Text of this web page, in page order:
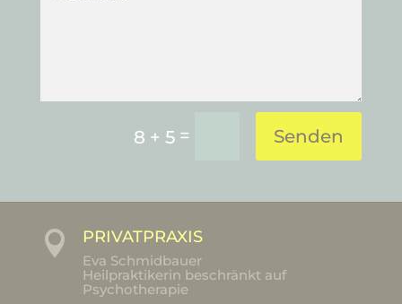
8 + 5 = Senden
 PRIVATPRAXIS
Eva Schmidbauer
Heilpraktikerin beschränkt auf
Psychotherapie